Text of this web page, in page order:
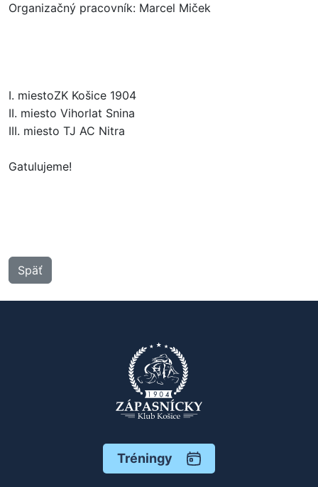
Organizačný pracovník: Marcel Miček
I. miestoZK Košice 1904
II. miesto Vihorlat Snina
III. miesto TJ AC Nitra
Gatulujeme!
Späť
Tréningy